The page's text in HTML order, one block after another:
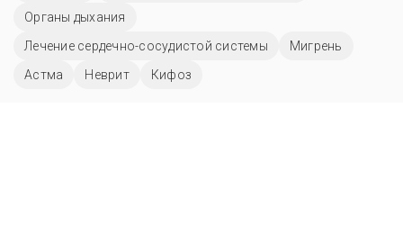
Органы дыхания
Лечение сердечно-сосудистой системы
Мигрень
Астма
Неврит Кифоз